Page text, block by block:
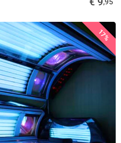
,95
17%